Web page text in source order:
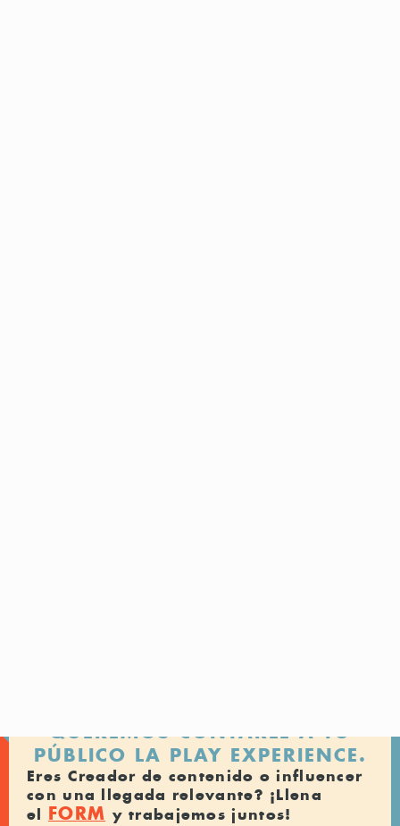
QUEREMOS CONTARLE A TU
PÚBLICO LA PLAY EXPERIENCE.
Eres Creador de contenido o influencer
con una llegada relevante? ¡Llena
el FORM y trabajemos juntos!